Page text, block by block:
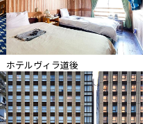
ホテルヴィラ道後